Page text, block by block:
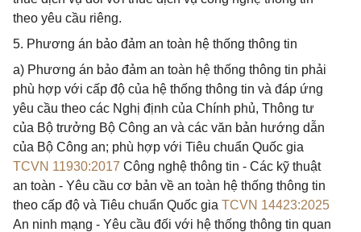
theo yêu cầu riêng.
5. Phương án bảo đảm an toàn hệ thống thông tin
a) Phương án bảo đảm an toàn hệ thống thông tin phải
phù hợp với cấp độ của hệ thống thông tin và đáp ứng
yêu cầu theo các Nghị định của Chính phủ, Thông tư
của Bộ trưởng Bộ Công an và các văn bản hướng dẫn
của Bộ Công an; phù hợp với Tiêu chuẩn Quốc gia
TCVN 11930:2017 Công nghệ thông tin - Các kỹ thuật
an toàn - Yêu cầu cơ bản về an toàn hệ thống thông tin
theo cấp độ và Tiêu chuẩn Quốc gia TCVN 14423:2025
An ninh mạng - Yêu cầu đối với hệ thống thông tin quan